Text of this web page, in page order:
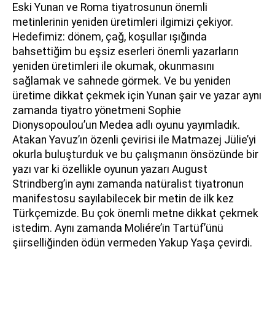
Eski Yunan ve Roma tiyatrosunun önemli
metinlerinin yeniden üretimleri ilgimizi çekiyor.
Hedefimiz: dönem, çağ, koşullar ışığında
bahsettiğim bu eşsiz eserleri önemli yazarların
yeniden üretimleri ile okumak, okunmasını
sağlamak ve sahnede görmek. Ve bu yeniden
üretime dikkat çekmek için Yunan şair ve yazar aynı
zamanda tiyatro yönetmeni Sophie
Dionysopoulou’un Medea adlı oyunu yayımladık.
Atakan Yavuz’ın özenli çevirisi ile Matmazej Jülie’yi
okurla buluşturduk ve bu çalışmanın önsözünde bir
yazı var ki özellikle oyunun yazarı August
Strindberg’in aynı zamanda natüralist tiyatronun
manifestosu sayılabilecek bir metin de ilk kez
Türkçemizde. Bu çok önemli metne dikkat çekmek
istedim. Aynı zamanda Moliére’in Tartüf’ünü
şiirselliğinden ödün vermeden Yakup Yaşa çevirdi.